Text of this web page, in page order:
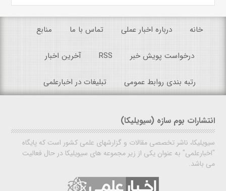
خانه درباره اخبار عملی تماس با ما منابع
درخواست پویش خبر RSS آخرین اخبار
رتبه بندی روابط عمومی تبلیغات در اخبارعلمی
انتشارات بوم سازه (سیویلیکا)
سیویلیکا، ناشر تخصصی مقالات و گزارشهای علمی کشور است که پایگاه
"اخبارعلمی" به عنوان یکی از زیر مجموعه های سیویلیکا در حال فعالیت
می باشد.